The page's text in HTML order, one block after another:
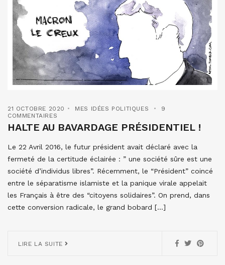
21 OCTOBRE 2020 MES IDÉES POLITIQUES
9
COMMENTAIRES
HALTE AU BAVARDAGE PRÉSIDENTIEL !
Le 22 Avril 2016, le futur président avait déclaré avec la
fermeté de la certitude éclairée : ” une société sûre est une
société d’individus libres”. Récemment, le “Président” coincé
entre le séparatisme islamiste et la panique virale appelait
les Français à être des “citoyens solidaires”. On prend, dans
cette conversion radicale, le grand bobard […]
LIRE LA SUITE